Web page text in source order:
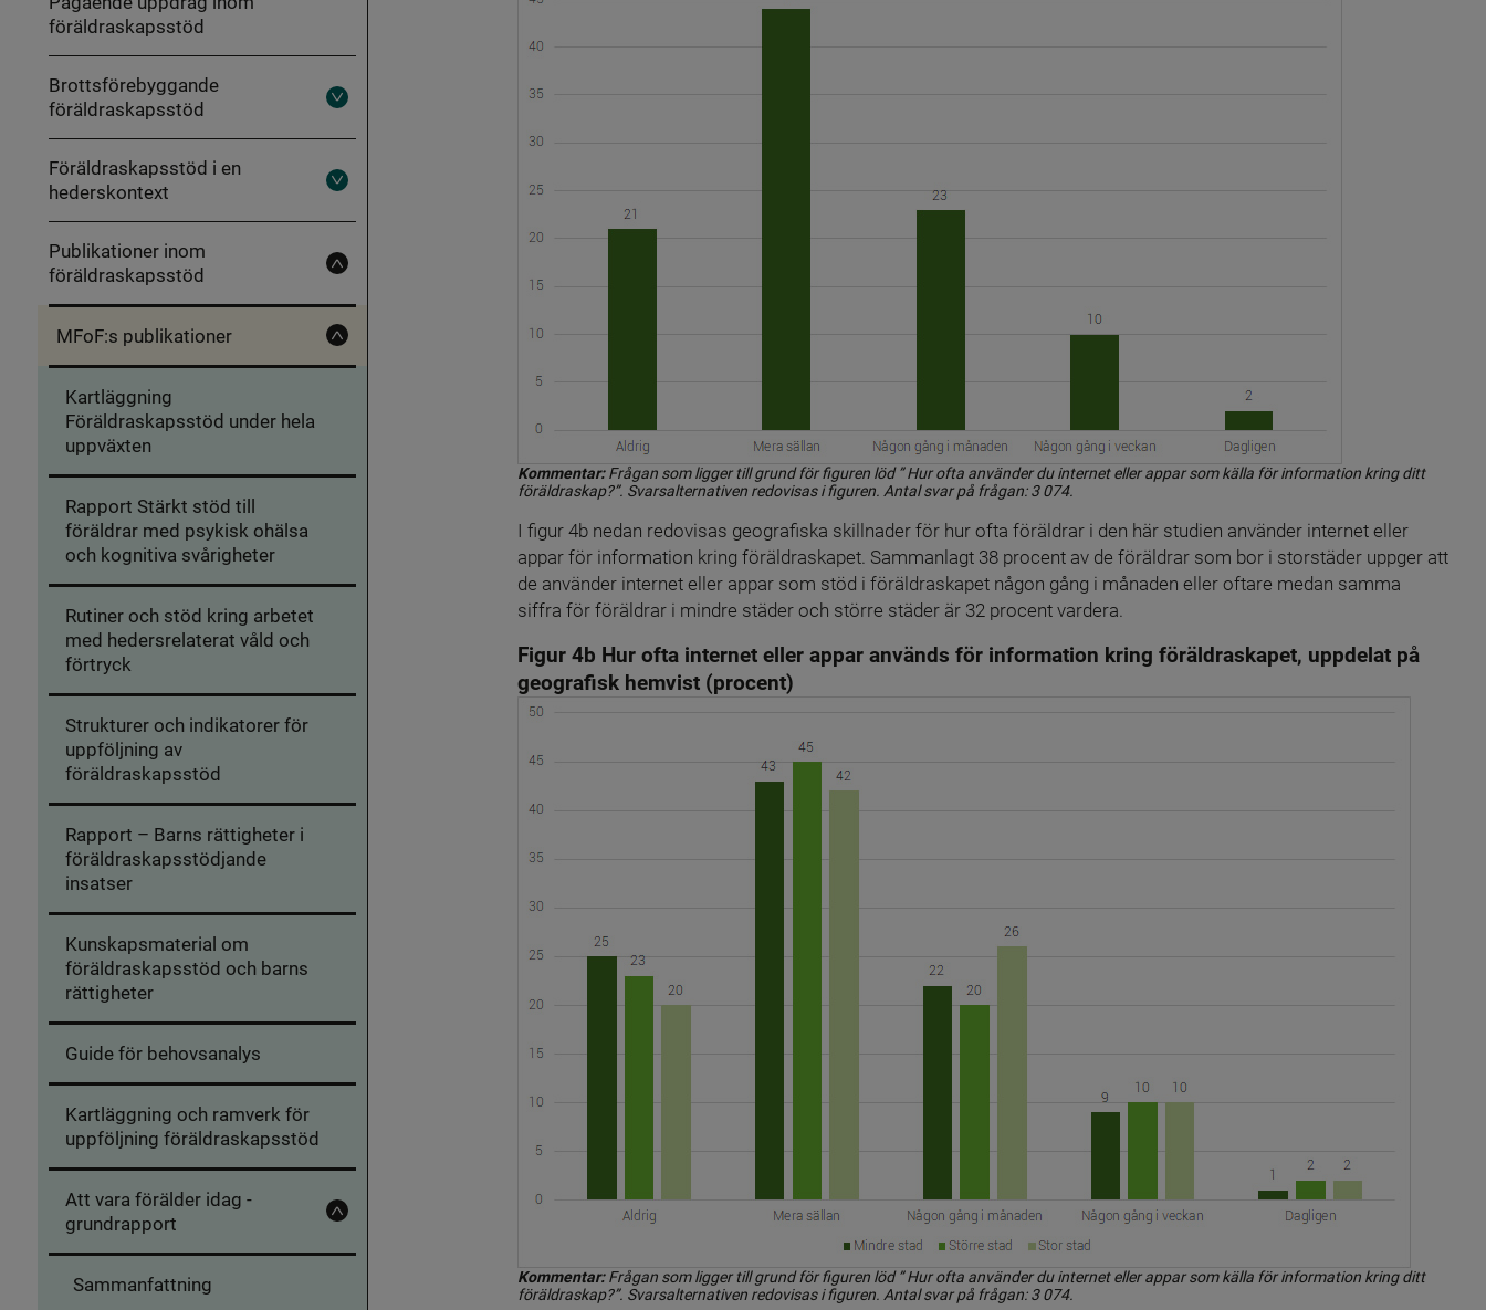
Kommentar: Frågan som ligger till grund för figuren löd ” Hur ofta använder du internet eller appar som källa för information kring ditt
föräldraskap?”. Svarsalternativen redovisas i figuren. Antal svar på frågan: 3 074.
I figur 4b nedan redovisas geografiska skillnader för hur ofta föräldrar i den här studien använder internet eller
appar för information kring föräldraskapet. Sammanlagt 38 procent av de föräldrar som bor i storstäder uppger att
de använder internet eller appar som stöd i föräldraskapet någon gång i månaden eller oftare medan samma
siffra för föräldrar i mindre städer och större städer är 32 procent vardera.
Figur 4b Hur ofta internet eller appar används för information kring föräldraskapet, uppdelat på
geografisk hemvist (procent)
Kommentar: Frågan som ligger till grund för figuren löd ” Hur ofta använder du internet eller appar som källa för information kring ditt
föräldraskap?”. Svarsalternativen redovisas i figuren. Antal svar på frågan: 3 074.
föräldraskapsstöd
Brottsförebyggande
föräldraskapsstöd
Fäll
Brottsförebyggande
Föräldraskapsstöd i en
hederskontext
Fäll
Föräldraskapsstöd
en
hederskontext
Publikationer inom
föräldraskapsstöd
Fäll
Publikationer
inom
föräldraskapsstöd
MFoF:s publikationer
Fäll
in
Kartläggning
Föräldraskapsstöd under hela
uppväxten
Rapport Stärkt stöd till
föräldrar med psykisk ohälsa
och kognitiva svårigheter
Rutiner och stöd kring arbetet
med hedersrelaterat våld och
förtryck
Strukturer och indikatorer för
uppföljning av
föräldraskapsstöd
Rapport – Barns rättigheter i
föräldraskapsstödjande
insatser
Kunskapsmaterial om
föräldraskapsstöd och barns
rättigheter
Guide för behovsanalys
Kartläggning och ramverk för
uppföljning föräldraskapsstöd
Att vara förälder idag -
grundrapport
Fäll
Att
Sammanfattning